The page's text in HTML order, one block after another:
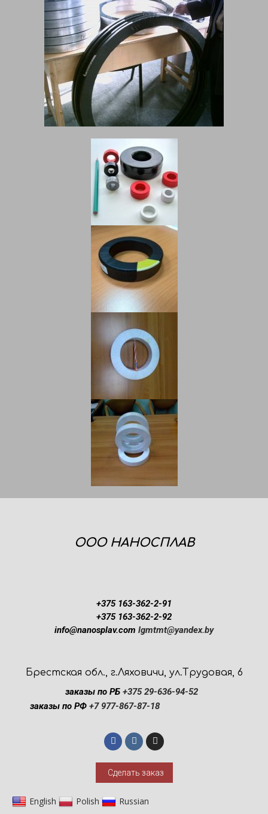
ООО НАНОСПЛАВ
+375 163-362-2-91
+375 163-362-2-92
info@nanosplav.com lgmtmt@yandex.by
Брестская обл., г.Ляховичи, ул.Трудовая, 6
заказы по РБ +375 29-636-94-52
заказы по РФ +7 977-867-87-18
Сделать заказ
English Polish Russian